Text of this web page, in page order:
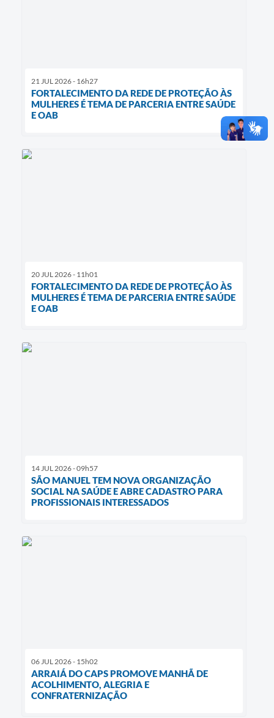
21 JUL 2026 - 16h27
FORTALECIMENTO DA REDE DE PROTEÇÃO ÀS
MULHERES É TEMA DE PARCERIA ENTRE SAÚDE
E OAB
20 JUL 2026 - 11h01
FORTALECIMENTO DA REDE DE PROTEÇÃO ÀS
MULHERES É TEMA DE PARCERIA ENTRE SAÚDE
E OAB
14 JUL 2026 - 09h57
SÃO MANUEL TEM NOVA ORGANIZAÇÃO
SOCIAL NA SAÚDE E ABRE CADASTRO PARA
PROFISSIONAIS INTERESSADOS
06 JUL 2026 - 15h02
ARRAIÁ DO CAPS PROMOVE MANHÃ DE
ACOLHIMENTO, ALEGRIA E
CONFRATERNIZAÇÃO